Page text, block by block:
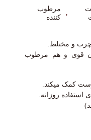
,
مرطوب
کننده
و مختلط.
قوی و هم مرطوب
کمک میکند.
استفاده روزانه.